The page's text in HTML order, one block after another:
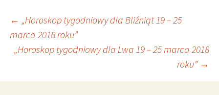
Nawigacja
wpisu
← „Horoskop tygodniowy dla Bliźniąt 19 – 25
marca 2018 roku”
„Horoskop tygodniowy dla Lwa 19 – 25 marca 2018
roku” →